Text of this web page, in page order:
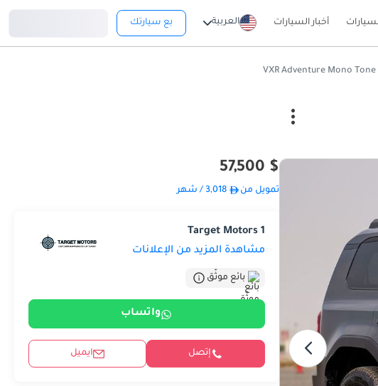
أخبار السيارات العربية بع سيارتك
$ 57,500
تمويل من 3,018 / شهر
Target Motors 1
مشاهدة المزيد من الإعلانات
بائع موثّق
واتساب
إتصل ايميل